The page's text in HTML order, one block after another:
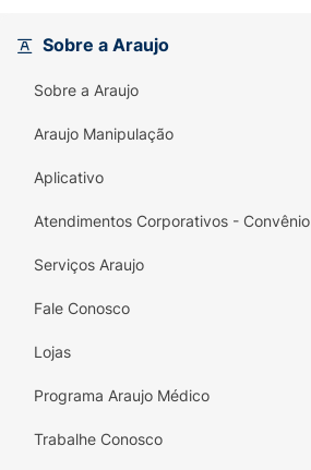
Sobre a Araujo
Sobre a Araujo
Araujo Manipulação
Aplicativo
Atendimentos Corporativos - Convênio
Serviços Araujo
Fale Conosco
Lojas
Programa Araujo Médico
Trabalhe Conosco